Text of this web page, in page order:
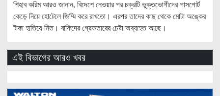
শিহাব করিম আরও জানান, বিদেশে নেওয়ার পর চক্রটি ভুক্তভোগীদের পাসপোর্ট
কেড়ে নিয়ে হোটেলে জিম্মি করে রাখতো। এরপর তাদের কাছ থেকে মোটা অঙ্কের
টাকা হাতিয়ে নিত। বাকিদের গ্রেফতারের চেষ্টা অব্যাহত আছে।
এই বিভাগের আরও খবর